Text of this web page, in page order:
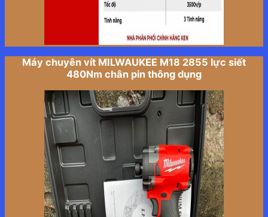
Máy chuyên vít MILWAUKEE M18 2855 lực siết
480Nm chân pin thông dụng